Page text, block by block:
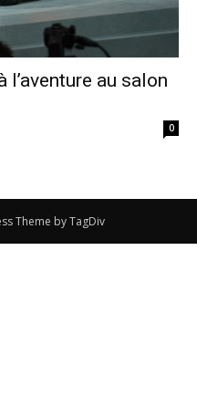
l’aventure au salon
0
Theme by TagDiv